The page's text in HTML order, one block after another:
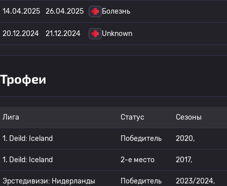
14.04.2025 26.04.2025 Болезнь
20.12.2024 21.12.2024 Unknown
Трофеи
Лига Статус Сезоны
1. Deild: Iceland Победитель 2020,
1. Deild: Iceland 2-е место 2017,
Эрстедивизи: Нидерланды Победитель 2023/2024,